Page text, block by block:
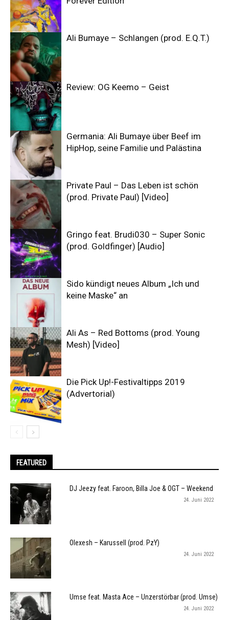
Ali Bumaye – Schlangen (prod. E.Q.T.)
Review: OG Keemo – Geist
Germania: Ali Bumaye über Beef im
HipHop, seine Familie und Palästina
Private Paul – Das Leben ist schön
(prod. Private Paul) [Video]
Gringo feat. Brudi030 – Super Sonic
(prod. Goldfinger) [Audio]
Sido kündigt neues Album „Ich und
keine Maske“ an
Ali As – Red Bottoms (prod. Young
Mesh) [Video]
Die Pick Up!-Festivaltipps 2019
(Advertorial)
FEATURED
DJ Jeezy feat. Faroon, Billa Joe & OGT – Weekend
24. Juni 2022
Olexesh – Karussell (prod. PzY)
24. Juni 2022
Umse feat. Masta Ace – Unzerstörbar (prod. Umse)
24. Juni 2022